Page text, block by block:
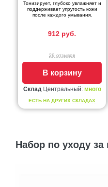
Тонизирует, глубоко увлажняет и
поддерживает упругость кожи
после каждого умывания.
912 руб.
29 отзывов
В корзину
СкладЦентральный: много
ЕСТЬ НА ДРУГИХ СКЛАДАХ
Набор по уходу за